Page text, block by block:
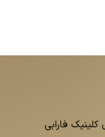
فارابی